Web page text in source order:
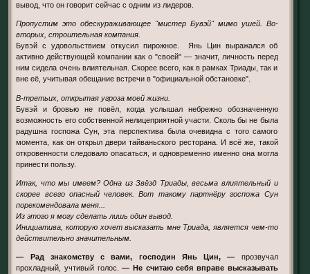
вывод, что он говорит сейчас с одним из лидеров.
Пропустим это обескураживающее "мистер Бувэй" мимо ушей. Во-
вторых, строительная компания.
Бувэй с удовольствием откусил пирожное. Янь Цин выражался об
активно действующей компании как о "своей" — значит, личность перед
ним сидела очень влиятельная. Скорее всего, как в рамках Триады, так и
вне её, учитывая обещание встречи в "официальной обстановке".
В-третьих, открытая угроза моей жизни.
Бувэй и бровью не повёл, когда услышал небрежно обозначенную
возможность его собственной нелицеприятной участи. Сколь бы не была
радушна госпожа Сун, эта перспектива была очевидна с того самого
момента, как он открыл двери тайваньского ресторана. И всё же, такой
откровенности следовало опасаться, и одновременно именно она могла
принести пользу.
Итак, что мы имеем? Одна из Звёзд Триады, весьма влиятельный и
скорее всего опасный человек. Вот такому партнёру госпожа Сун
порекомендовала меня...
Из этого я могу сделать лишь один вывод.
Инициатива, которую хочет высказать мне Триада, является чем-то
действительно значительным.
— Рад знакомству с вами, господин Янь Цин, — прозвучал
прохладный, учтивый голос.— Не считаю себя вправе высказывать